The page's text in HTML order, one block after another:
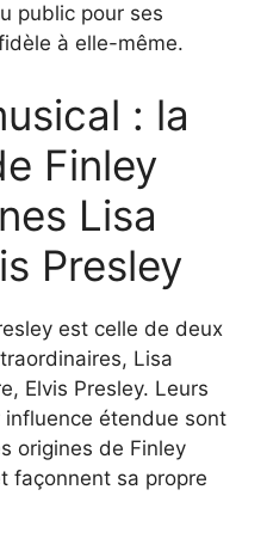
public pour ses
à elle-même.
: la
Finley
Lisa
Presley
est celle de deux
Lisa
Elvis Presley. Leurs
étendue sont
origines de Finley
façonnent sa propre